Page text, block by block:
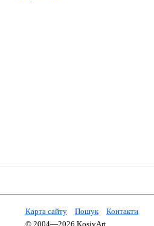
Карта сайту Пошук
Контакти
© 2004—2026 KosivArt